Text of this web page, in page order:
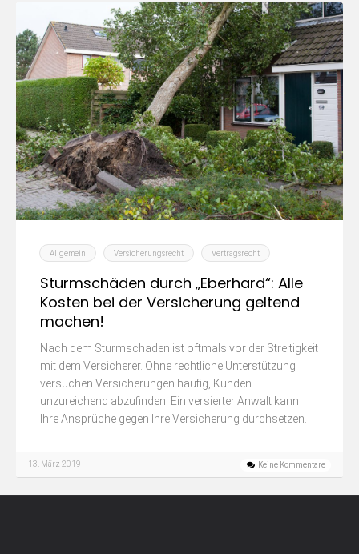
Allgemein Versicherungsrecht Vertragsrecht
Sturmschäden durch „Eberhard“: Alle
Kosten bei der Versicherung geltend
machen!
Nach dem Sturmschaden ist oftmals vor der Streitigkeit
mit dem Versicherer. Ohne rechtliche Unterstützung
versuchen Versicherungen häufig, Kunden
unzureichend abzufinden. Ein versierter Anwalt kann
Ihre Ansprüche gegen Ihre Versicherung durchsetzen.
13. März 2019 Keine Kommentare